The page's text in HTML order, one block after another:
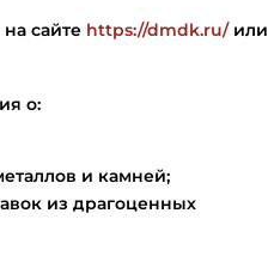
сайте https://dmdk.ru/или
о:
и камней;
из драгоценных